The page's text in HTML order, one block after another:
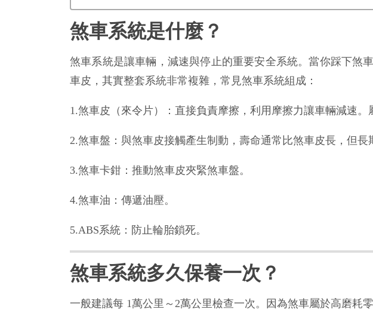
煞車系統是什麼？
煞車系統是讓車輛，減速與停止的重要安全系統。當你踩下煞
車皮，其實整套系統非常複雜，常見煞車系統組成：
1.煞車皮（來令片）：直接負責摩擦，利用摩擦力讓車輛減速。
2.煞車盤：與煞車皮接觸產生制動，壽命通常比煞車皮長，但長
3.煞車卡鉗：推動煞車皮夾緊煞車盤。
4.煞車油：傳遞油壓。
5.ABS系統：防止輪胎鎖死。
煞車系統多久保養一次？
一般建議每 1萬公里～2萬公里檢查一次。因為煞車屬於高磨耗